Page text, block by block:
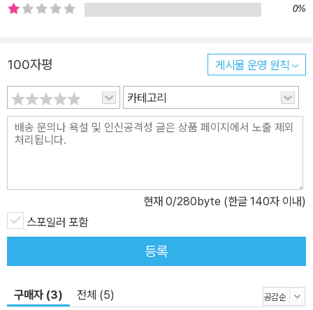
닥친 파괴적 사건이 인간에게 미치는 영향은 이언 매큐언이 오래도록
비판한다. 버넌은 인종차별과 사형제도의 부활을 지지하며 시대를 역
행하는 정치인의 집권을 막기 위해, 클라이브는 역사에 길이 남을 위
대한 교향곡의 완성을 위해 스스로 올바른 결정을 했다는 자기합리화
에 빠지지만 두 사람 다 대의가 아닌 각자의 필요에 따라 움직였을 뿐
이다. 결국 아무것도 지키지 못한 채 나락으로 떨어진 그들은 자신을
기기만에 빠져 위선의 가면을 쓴 것은 이들만이 아니다. 아내의 옛 애
인들을 은밀히 파멸로 몰아가기 위해 정교한 덫을 놓는 조지, 사생활
이 폭로될 위기에 처하자 언론의 폭력적인 선전성을 한발 앞서 이용
한 가머니, <저지>와 마찬가지로 문제의 사진을 손에 넣기 위해 입찰
서는 언론사들, 조직을 비호하기 위해 범죄사건의 진상을 덮으려는
0%
100자평 게시물 운영 원칙
카테고리
현재 0/280byte (한글 140자 이내)
스포일러 포함
등록
구매자 (3) 전체 (5)